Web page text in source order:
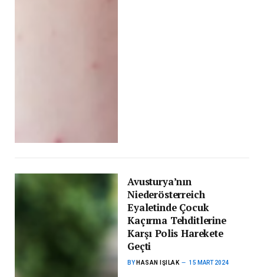
Avusturya’nın
Niederösterreich
Eyaletinde Çocuk
Kaçırma Tehditlerine
Karşı Polis Harekete
Geçti
BY HASAN IŞILAK 15 MART 2024